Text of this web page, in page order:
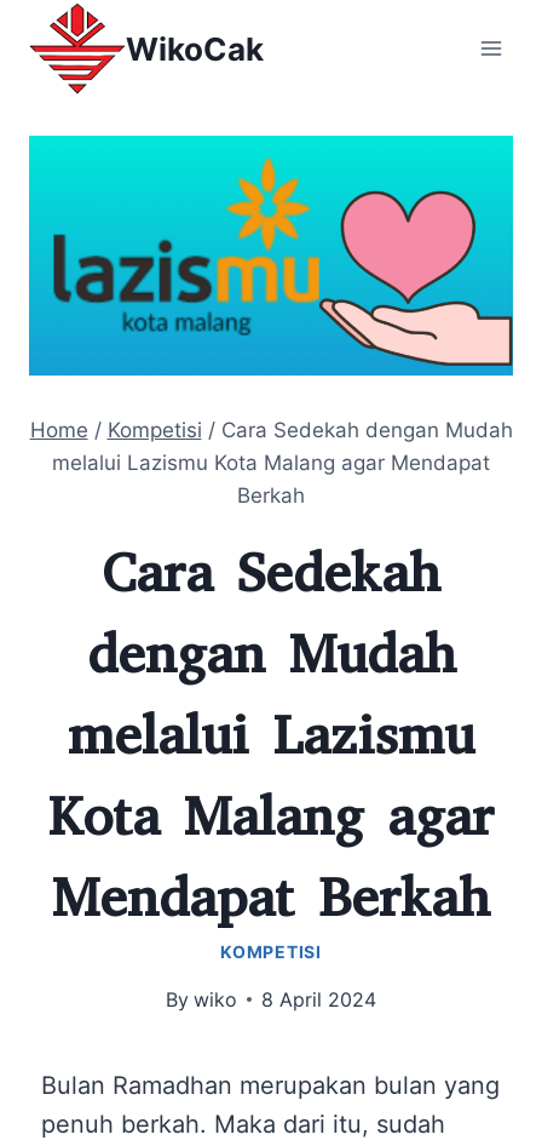
WikoCak
Home / Kompetisi / Cara Sedekah dengan Mudah
melalui Lazismu Kota Malang agar Mendapat
Berkah
Cara Sedekah
dengan Mudah
melalui Lazismu
Kota Malang agar
Mendapat Berkah
KOMPETISI
By wiko 8 April 2024
Bulan Ramadhan merupakan bulan yang
penuh berkah. Maka dari itu, sudah